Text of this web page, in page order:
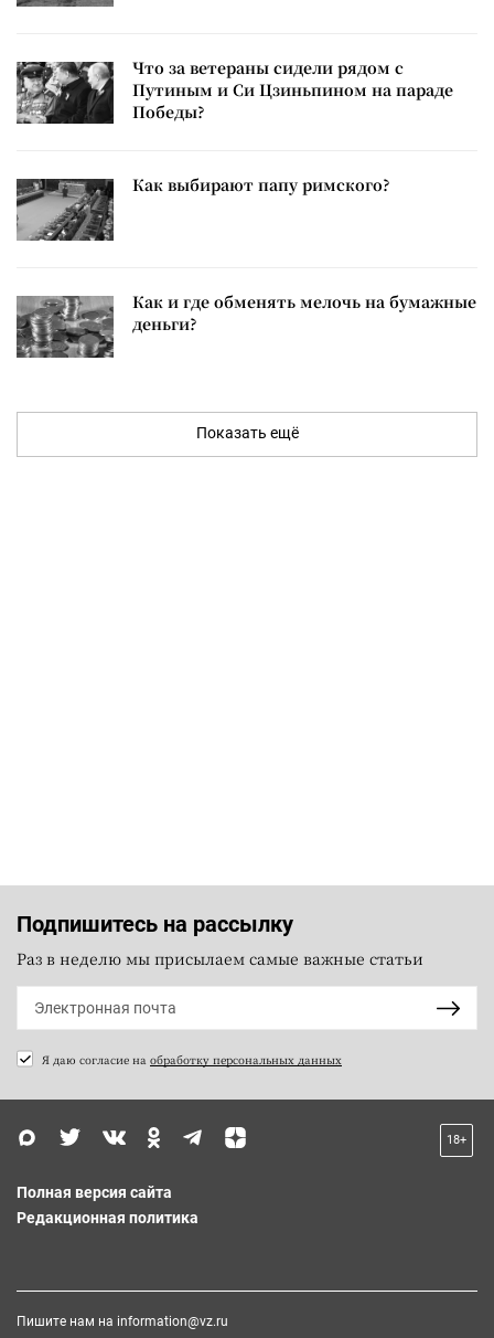
Что за ветераны сидели рядом с
Путиным и Си Цзиньпином на параде
Победы?
Как выбирают папу римского?
Как и где обменять мелочь на бумажные
деньги?
Показать ещё
Подпишитесь на рассылку
Раз в неделю мы присылаем самые важные статьи
Я даю согласие на обработку персональных данных
18+
Полная версия сайта
Редакционная политика
Пишите нам на information@vz.ru